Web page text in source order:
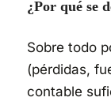
¿Por qué se
Sobre todo
(pérdidas,
contable